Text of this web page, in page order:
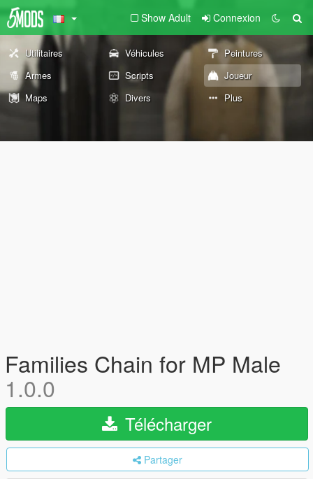
Show Adult Connexion
Utilitaires Véhicules
Peintures
Armes
Scripts
Joueur
Maps
Divers Plus
Families Chain for MP Male
1.0.0
Télécharger
Partager